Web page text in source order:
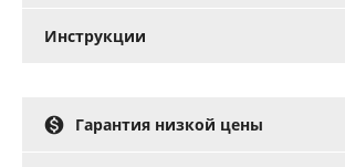
Инструкции
 Гарантия низкой цены